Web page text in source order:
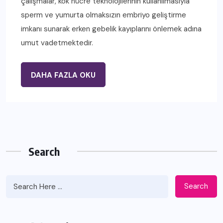
sperm ve yumurta olmaksızın embriyo geliştirme
imkanı sunarak erken gebelik kayıplarını önlemek adına
umut vadetmektedir.
DAHA FAZLA OKU
Search
Search